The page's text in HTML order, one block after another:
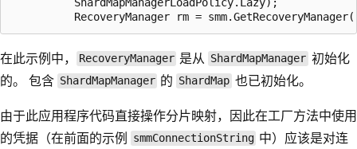
在此示例中， RecoveryManager 是从 ShardMapManager 初始化
的。 包含 ShardMapManager 的 ShardMap 也已初始化。
由于此应用程序代码直接操作分片映射，因此在工厂方法中使用
的凭据（在前面的示例 smmConnectionString 中）应该是对连